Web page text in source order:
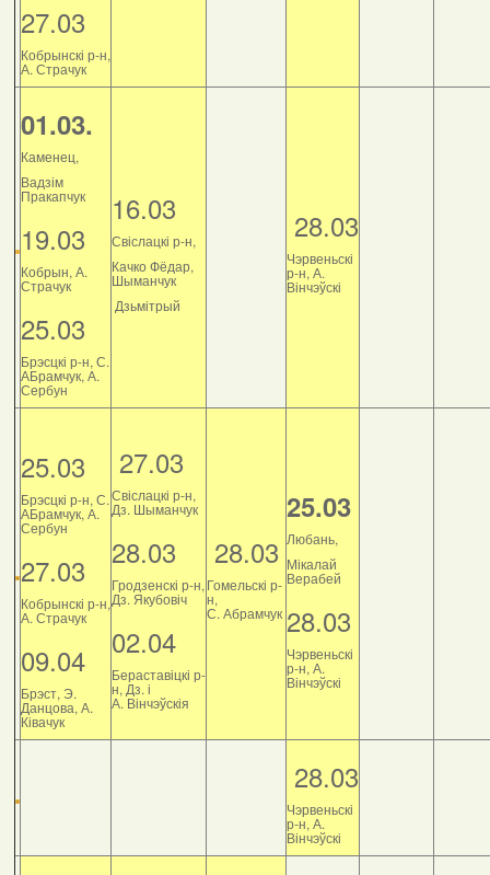
27.03
Кобрынскі р-н,
А. Страчук
01.03.
Каменец,
Вадзім
Пракапчук
19.03
Кобрын, А.
Страчук
25.03
Брэсцкі р-н, С.
АБрамчук, А.
Сербун
16.03
Свіслацкі р-н,
Качко Фёдар,
Шыманчук
Дзьмітрый
28.03
Чэрвеньскі
р-н, А.
Вінчэўскі
25.03
Брэсцкі р-н, С.
АБрамчук, А.
Сербун
27.03
Кобрынскі р-н,
А. Страчук
09.04
Брэст, Э.
Данцова, А.
Ківачук
27.03
Свіслацкі р-н,
Дз. Шыманчук
28.03
Гродзенскі р-н,
Дз. Якубовіч
02.04
Бераставіцкі р-
н, Дз. і
А. Вінчэўскія
28.03
Гомельскі р-
н,
С. Абрамчук
25.03
Любань,
Мікалай
Верабей
28.03
Чэрвеньскі
р-н, А.
Вінчэўскі
28.03
Чэрвеньскі
р-н, А.
Вінчэўскі